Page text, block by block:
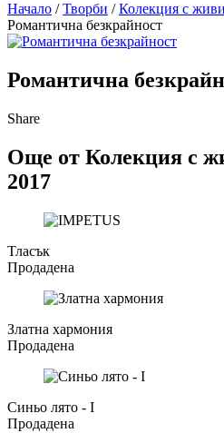
Начало /Творби /Колекция с
Романтична безкрайност
Романтична
Share
Още от Колекция с
2017
Тласък
Продадена
Златна хармония
Продадена
Синьо лято - I
Продадена